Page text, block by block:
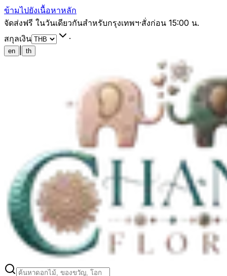
ข้ามไปยังเนื้อหาหลัก
จัดส่งฟรี ในวันเดียวกันสำหรับกรุงเทพฯ·สั่งก่อน 15:00 น.
สกุลเงิน
·
en th